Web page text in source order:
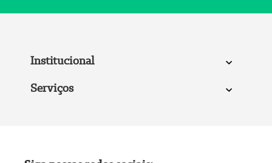
Institucional
Serviços